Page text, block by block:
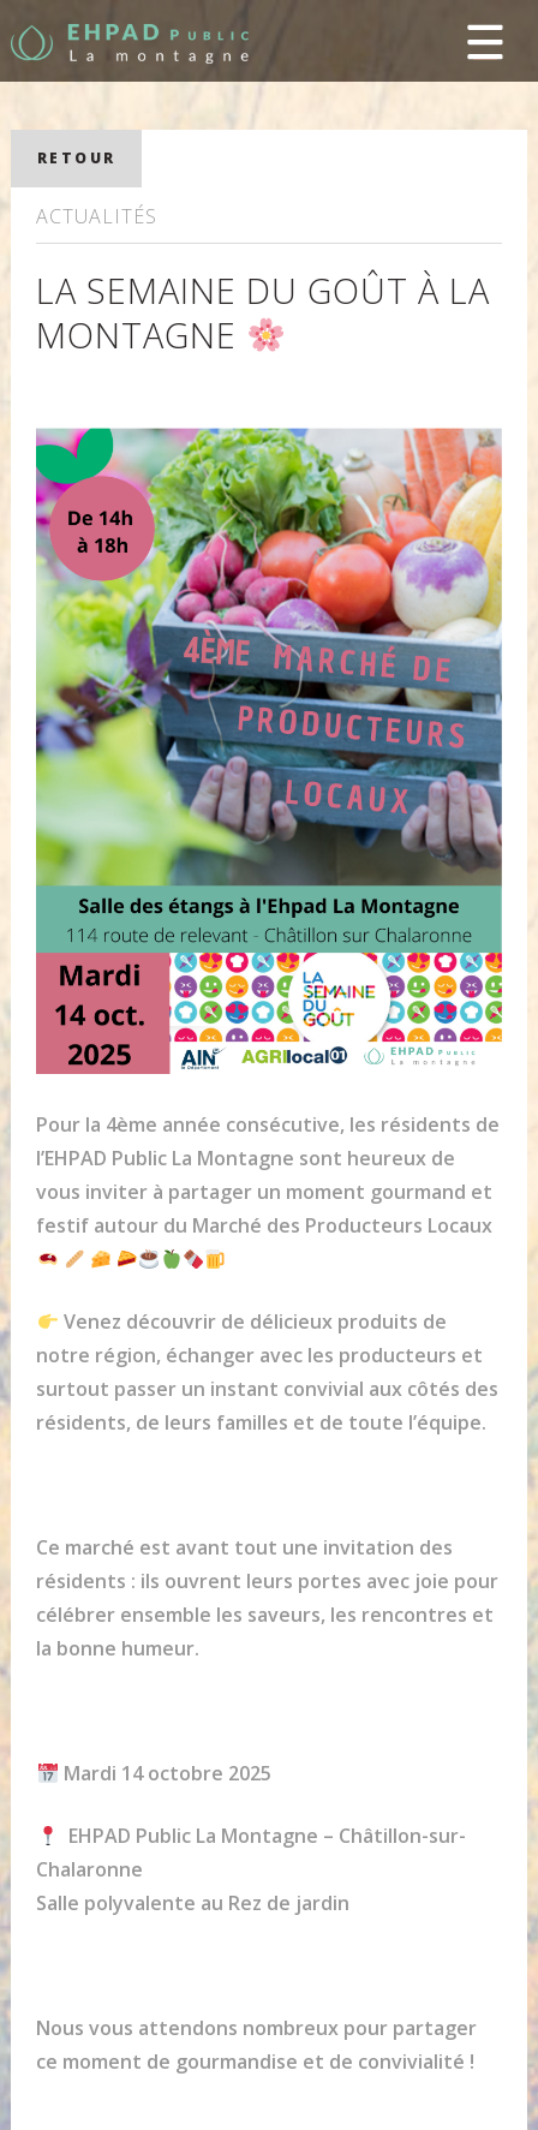
RETOUR
ACTUALITÉS
LA SEMAINE DU GOÛT À LA
MONTAGNE
Pour la 4ème année consécutive, les résidents de
l’EHPAD Public La Montagne sont heureux de
vous inviter à partager un moment gourmand et
festif autour du Marché des Producteurs Locaux
Venez découvrir de délicieux produits de
notre région, échanger avec les producteurs et
surtout passer un instant convivial aux côtés des
résidents, de leurs familles et de toute l’équipe.
Ce marché est avant tout une invitation des
résidents : ils ouvrent leurs portes avec joie pour
célébrer ensemble les saveurs, les rencontres et
la bonne humeur.
Mardi 14 octobre 2025
EHPAD Public La Montagne – Châtillon-sur-
Chalaronne
Salle polyvalente au Rez de jardin
Nous vous attendons nombreux pour partager
ce moment de gourmandise et de convivialité !